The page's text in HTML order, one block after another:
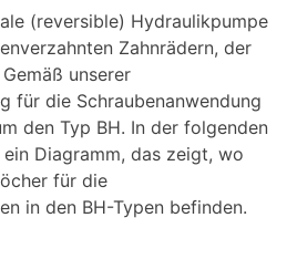
(reversible) Hydraulikpumpe
Zahnrädern, der
unserer
für die Schraubenanwendung
den Typ BH. In der folgenden
Diagramm, das zeigt, wo
für die
in den BH-Typen befinden.